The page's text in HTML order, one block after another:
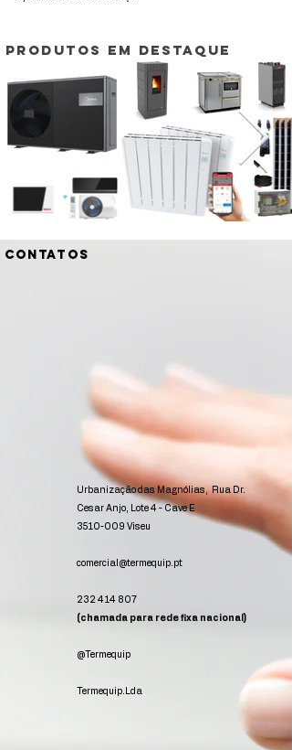
Produtos em destaque
contatos
Urbanização das Magnólias, Rua Dr.
Cesar Anjo, Lote 4 - Cave E
3510-009 Viseu
comercial@termequip.pt
232 414 807
(chamada para rede fixa nacional)
@Termequip
Termequip.Lda